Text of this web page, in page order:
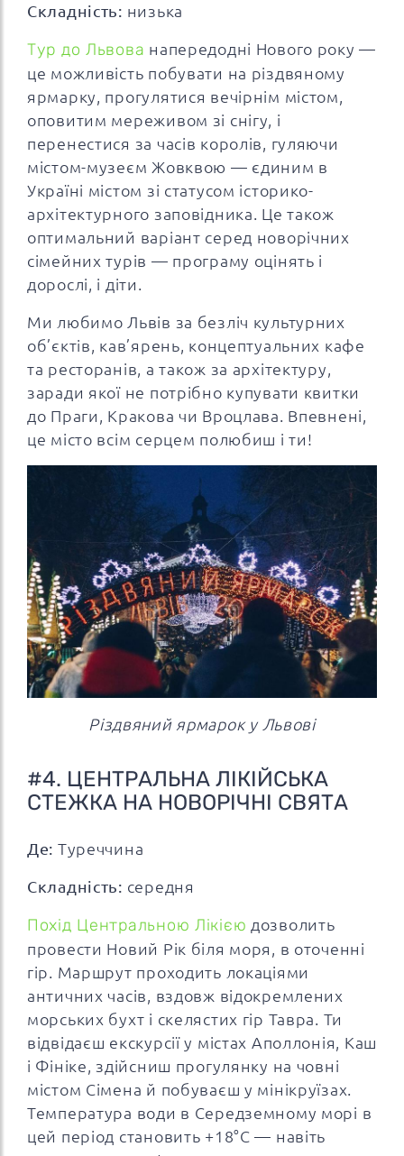
Складність: низька
Тур до Львова напередодні Нового року —
це можливість побувати на різдвяному
ярмарку, прогулятися вечірнім містом,
оповитим мереживом зі снігу, і
перенестися за часів королів, гуляючи
містом-музеєм Жовквою — єдиним в
Україні містом зі статусом історико-
архітектурного заповідника. Це також
оптимальний варіант серед новорічних
сімейних турів — програму оцінять і
дорослі, і діти.
Ми любимо Львів за безліч культурних
об’єктів, кав’ярень, концептуальних кафе
та ресторанів, а також за архітектуру,
заради якої не потрібно купувати квитки
до Праги, Кракова чи Вроцлава. Впевнені,
це місто всім серцем полюбиш і ти!
Різдвяний ярмарок у Львові
#4. ЦЕНТРАЛЬНА ЛІКІЙСЬКА
СТЕЖКА НА НОВОРІЧНІ СВЯТА
Де: Туреччина
Складність: середня
Похід Центральною Лікією дозволить
провести Новий Рік біля моря, в оточенні
гір. Маршрут проходить локаціями
античних часів, вздовж відокремлених
морських бухт і скелястих гір Тавра. Ти
відвідаєш екскурсії у містах Аполлонія, Каш
і Фініке, здійсниш прогулянку на човні
містом Сімена й побуваєш у мінікруїзах.
Температура води в Середземному морі в
цей період становить +18°С — навіть